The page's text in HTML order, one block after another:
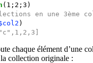
(1;2;3)
en une 3ème
)
chaque élément d’une
collection originale :